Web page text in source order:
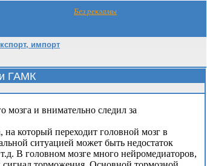
Без рекламы
импорт
ГАМК
мозга и внимательно следил за
который переходит головной мозг в
ситуацией может быть недостаток
В головном мозге много нейромедиаторов,